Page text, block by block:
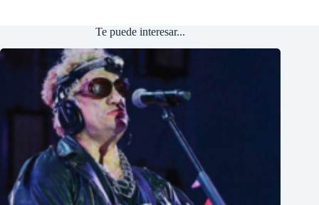
Te puede interesar...